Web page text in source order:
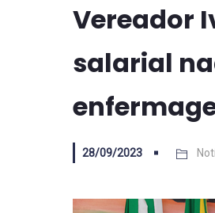
Vereador
salarial
28/09/2023